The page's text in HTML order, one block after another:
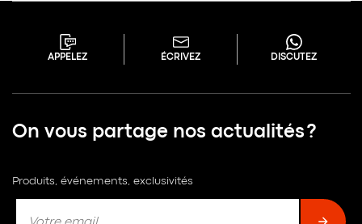
APPELEZ ÉCRIVEZ DISCUTEZ
On vous partage nos actualités ?
Produits, événements, exclusivités